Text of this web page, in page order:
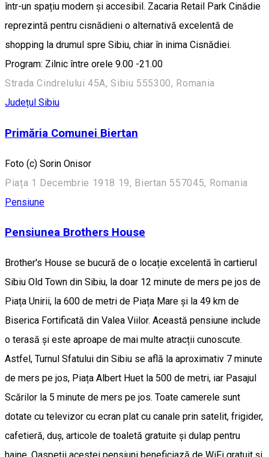
într-un spațiu modern și accesibil. Zacaria Retail Park Cinădie
reprezintă pentru cisnădieni o alternativă excelentă de
shopping la drumul spre Sibiu, chiar în inima Cisnădiei.
Program: Zilnic între orele 9.00 -21.00
Strada Cindrelului 45A, Sibiu 555300, Romania
Județul Sibiu
Primăria Comunei Biertan
Foto (c) Sorin Onisor
Piața 1 Decembrie 1918 19, Biertan 557045, Romania
Pensiune
Pensiunea Brothers House
Brother's House se bucură de o locație excelentă în cartierul
Sibiu Old Town din Sibiu, la doar 12 minute de mers pe jos de
Piața Unirii, la 600 de metri de Piața Mare și la 49 km de
Biserica Fortificată din Valea Viilor. Această pensiune include
o terasă și este aproape de mai multe atracții cunoscute.
Astfel, Turnul Sfatului din Sibiu se află la aproximativ 7 minute
de mers pe jos, Piața Albert Huet la 500 de metri, iar Pasajul
Scărilor la 5 minute de mers pe jos. Toate camerele sunt
dotate cu televizor cu ecran plat cu canale prin satelit, frigider,
cafetieră, duș, articole de toaletă gratuite și dulap pentru